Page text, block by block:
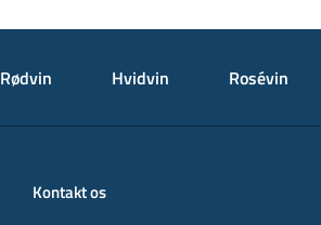
Rødvin Hvidvin Rosévin
Kontakt os